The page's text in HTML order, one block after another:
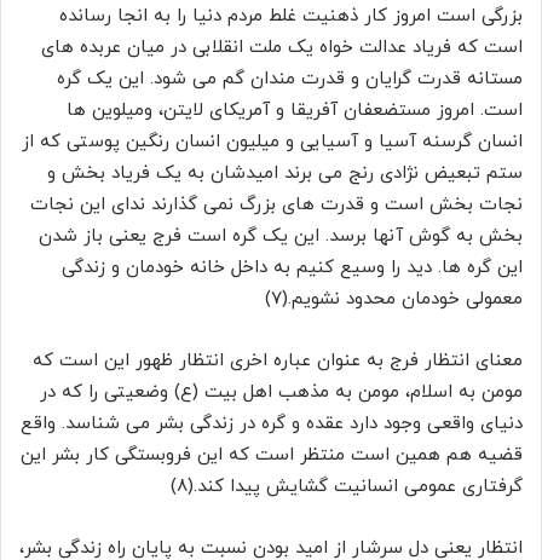
بزرگی است امروز کار ذهنیت غلط مردم دنیا را به انجا رسانده
است که فریاد عدالت خواه یک ملت انقلابی در میان عربده های
مستانه قدرت گرایان و قدرت مندان گم می شود. این یک گره
است. امروز مستضعفان آفریقا و آمریکای لایتن، ومیلوین ها
انسان گرسنه آسیا و آسیایی و میلیون انسان رنگین پوستی که از
ستم تبعیض نژادی رنج می برند امیدشان به یک فریاد بخش و
نجات بخش است و قدرت های بزرگ نمی گذارند ندای این نجات
بخش به گوش آنها برسد. این یک گره است فرج یعنی باز شدن
این گره ها. دید را وسیع کنیم به داخل خانه خودمان و زندگی
معمولی خودمان محدود نشویم.(۷)
معنای انتظار فرج به عنوان عباره اخری انتظار ظهور این است که
مومن به اسلام، مومن به مذهب اهل بیت (ع) وضعیتی را که در
دنیای واقعی وجود دارد عقده و گره در زندگی بشر می شناسد. واقع
قضیه هم همین است منتظر است که این فروبستگی کار بشر این
گرفتاری عمومی انسانیت گشایش پیدا کند.(۸)
انتظار یعنی دل سرشار از امید بودن نسبت به پایان راه زندگی بشر،